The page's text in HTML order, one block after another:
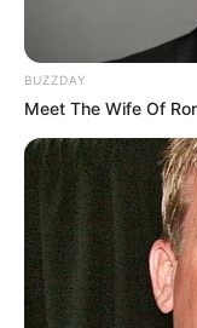
BUZZDAY
Meet The Wife Of